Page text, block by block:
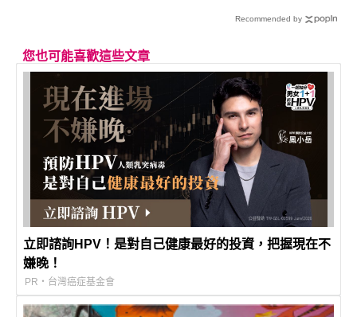
Recommended by
您也可能喜歡這些文章
立即諮詢HPV！是對自己健康最好的投資，把握現在不
嫌晚！
PR・台灣癌症基金會